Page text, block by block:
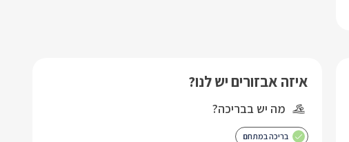
איזה אבזורים יש לנו?
מה יש בבריכה?
בריכה במתחם